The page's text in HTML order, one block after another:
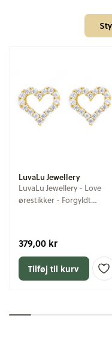
LuvaLu Jewellery
LuvaLu Jewellery - Love
ørestikker - Forgyldt
379,00 kr
Tilføj til kurv